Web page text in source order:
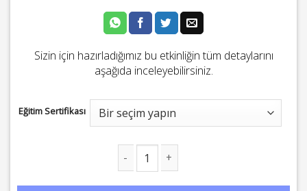
Sizin için hazırladığımız bu etkinliğin tüm detaylarını
aşağıda inceleyebilirsiniz.
Eğitim Sertifikası